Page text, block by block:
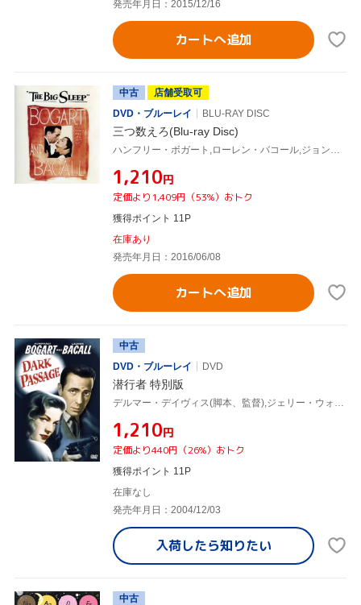
発売年月日：2015/12/16
カートへ追加
中古
店舗受取可
DVD・ブルーレイ
BLU-RAY DISC
三つ数えろ(Blu-ray Disc)
¥1,210円
定価より1,409円（53%）おトク
獲得ポイント 11P
在庫あり
発売年月日：2016/06/08
カートへ追加
中古
DVD・ブルーレイ
DVD
潜行者 特別版
¥1,210円
定価より440円（26%）おトク
獲得ポイント 11P
在庫なし
発売年月日：2004/12/03
入荷したら知りたい
中古